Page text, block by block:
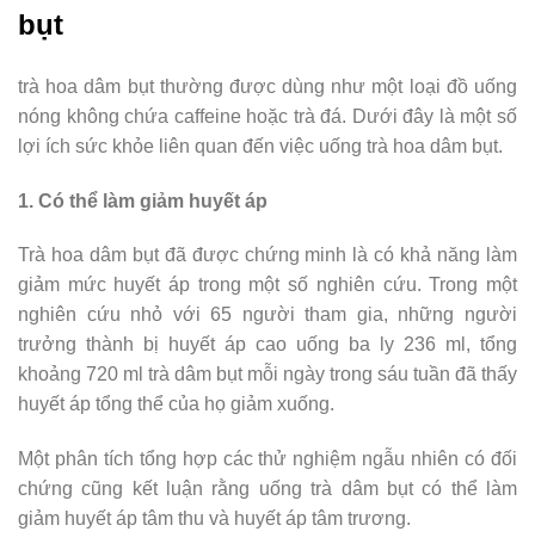
bụt
trà hoa dâm bụt thường được dùng như một loại đồ uống
nóng không chứa caffeine hoặc trà đá. Dưới đây là một số
lợi ích sức khỏe liên quan đến việc uống trà hoa dâm bụt.
1. Có thể làm giảm huyết áp
Trà hoa dâm bụt đã được chứng minh là có khả năng làm
giảm mức huyết áp trong một số nghiên cứu. Trong một
nghiên cứu nhỏ với 65 người tham gia, những người
trưởng thành bị huyết áp cao uống ba ly 236 ml, tổng
khoảng 720 ml trà dâm bụt mỗi ngày trong sáu tuần đã thấy
huyết áp tổng thể của họ giảm xuống.
Một phân tích tổng hợp các thử nghiệm ngẫu nhiên có đối
chứng cũng kết luận rằng uống trà dâm bụt có thể làm
giảm huyết áp tâm thu và huyết áp tâm trương.